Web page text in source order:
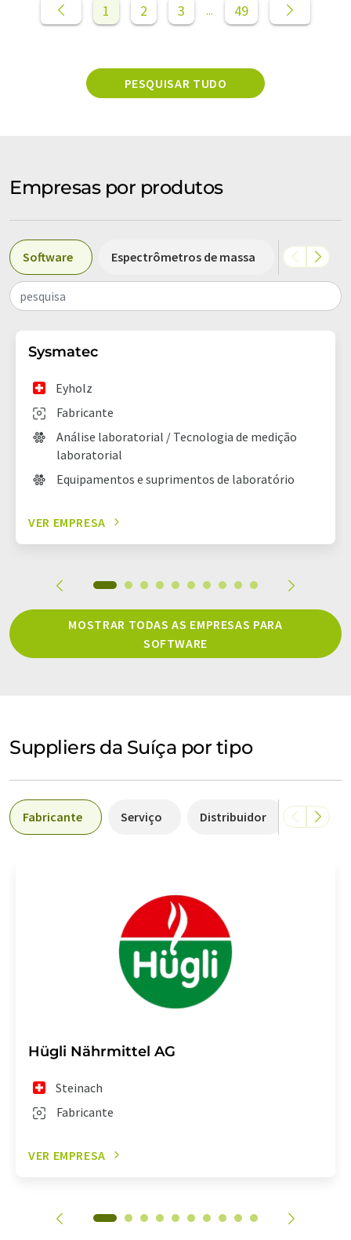
1 2 3 ... 49
PESQUISAR TUDO
Empresas por produtos
Software Espectrômetros de massa
pesquisa
Sysmatec
Fabricante
Eyholz
Análise laboratorial / Tecnologia de medição
laboratorial
Equipamentos e suprimentos de laboratório
VER EMPRESA
MOSTRAR TODAS AS EMPRESAS PARA
SOFTWARE
Suppliers da Suíça por tipo
Fabricante Serviço Distribuidor
Hügli Nährmittel AG
Fabricante
Steinach
VER EMPRESA